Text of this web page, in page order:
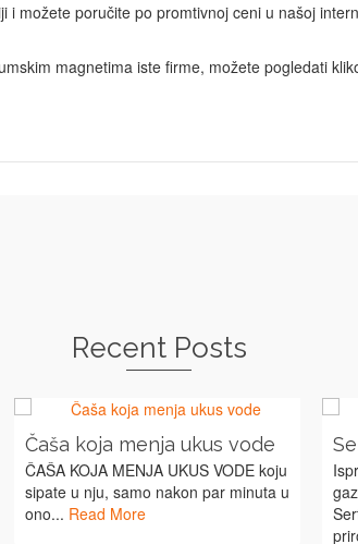
i možete poručite po promtivnoj ceni u našoj
magnetima iste firme, možete pogledati
Recent Posts
Čaša koja menja ukus vode
ČAŠA KOJA MENJA UKUS VODE koju
sipate u nju, samo nakon par minuta u
ono... Read More